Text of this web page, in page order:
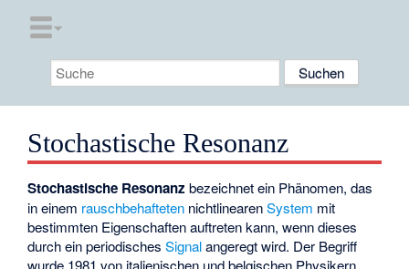
Stochastische Resonanz
Stochastische Resonanz bezeichnet ein Phänomen, das
in einem rauschbehafteten nichtlinearenSystem mit
bestimmten Eigenschaften auftreten kann, wenn dieses
durch ein periodischesSignalangeregt wird. Der Begriff